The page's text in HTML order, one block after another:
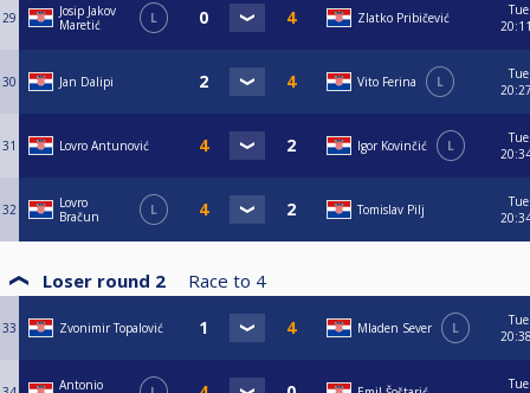
29
Josip Jakov
Maretić
L Zlatko Pribičević
Tue
30 Jan Dalipi Vito Ferina L
Tue
31 Lovro Antunović Igor Kovinčić L
Tue
32
Lovro
Bračun
L Tomislav Pilj
Tue
Loser round 2 Race to 4
33 Zvonimir Topalović Mladen Sever L
Tue
Antonio
Tue